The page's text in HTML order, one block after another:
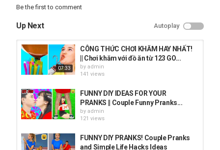
Tiếng Tây Ba Nha:
Tiếng Đức:
Tiếng Pháp:
Tiếng Bồ Đào Nha:
Tiếng Ả Rập: بانداالإبداعات
Tiếng Hindi: पांडाहैक्सऔरट्रिक
Tiếng Indonesia:
Tiếng Nhật:
Thích chúng tôi trên Facebook:
Be the first to comment
Up Next Autoplay
07:33
CÔNG THỨC CHƠI KHĂM HAY NHẤT!
|| Chơi khăm với đồ ăn từ 123 GO...
by admin
141 views
FUNNY DIY IDEAS FOR YOUR
PRANKS || Couple Funny Pranks...
by admin
121 views
FUNNY DIY PRANKS! Couple Pranks
and Simple Life Hacks Ideas